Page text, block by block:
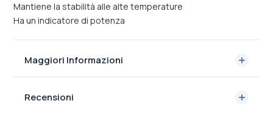
Mantiene la stabilità alle alte temperature
Ha un indicatore di potenza
Maggiori Informazioni
Recensioni